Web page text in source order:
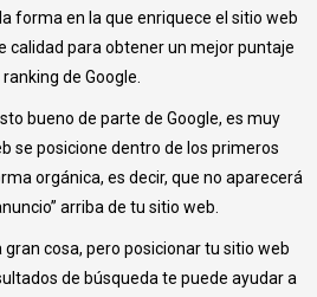
forma en la que enriquece el sitio web
calidad para obtener un mejor puntaje
ranking de Google.
bueno de parte de Google, es muy
se posicione dentro de los primeros
orgánica, es decir, que no aparecerá
arriba de tu sitio web.
cosa, pero posicionar tu sitio web
de búsqueda te puede ayudar a